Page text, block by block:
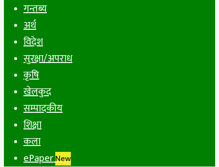
गन्तब्य
अर्थ
विदेश
सुरक्षा/अपराध
कृषि
खेलकुद
सम्पादकीय
शिक्षा
कला
ePaperNew